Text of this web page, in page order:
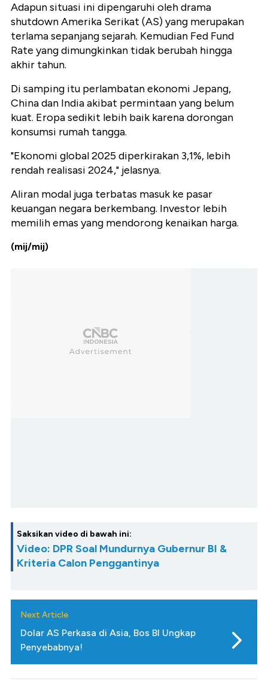
Adapun situasi ini dipengaruhi oleh drama
shutdown Amerika Serikat (AS) yang merupakan
terlama sepanjang sejarah. Kemudian Fed Fund
Rate yang dimungkinkan tidak berubah hingga
akhir tahun.
Di samping itu perlambatan ekonomi Jepang,
China dan India akibat permintaan yang belum
kuat. Eropa sedikit lebih baik karena dorongan
konsumsi rumah tangga.
"Ekonomi global 2025 diperkirakan 3,1%, lebih
rendah realisasi 2024," jelasnya.
Aliran modal juga terbatas masuk ke pasar
keuangan negara berkembang. Investor lebih
memilih emas yang mendorong kenaikan harga.
(mij/mij)
Saksikan video di bawah ini:
Video: DPR Soal Mundurnya Gubernur BI &
Kriteria Calon Penggantinya
Next Article
Dolar AS Perkasa di Asia, Bos BI Ungkap
Penyebabnya!